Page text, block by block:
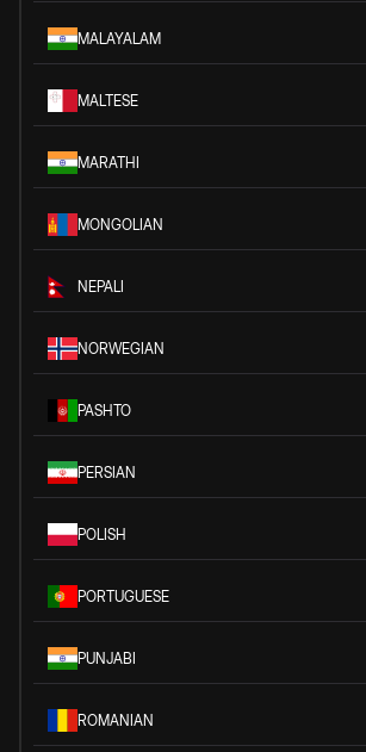
MALAYALAM
MALTESE
MARATHI
MONGOLIAN
NEPALI
NORWEGIAN
PASHTO
PERSIAN
POLISH
PORTUGUESE
PUNJABI
ROMANIAN